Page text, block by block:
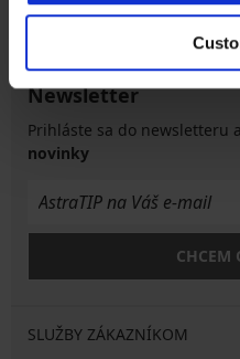
info@astratex.sk
Newsletter
Prihláste sa do newsletteru
novinky
CHCEM
SLUŽBY ZÁKAZNÍKOM